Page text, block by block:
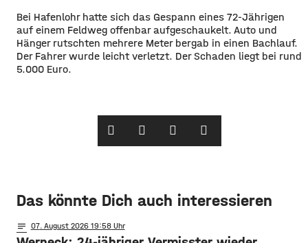
Bei Hafenlohr hatte sich das Gespann eines 72-Jährigen
auf einem Feldweg offenbar aufgeschaukelt. Auto und
Hänger rutschten mehrere Meter bergab in einen Bachlauf.
Der Fahrer wurde leicht verletzt. Der Schaden liegt bei rund
5.000 Euro.
Das könnte Dich auch interessieren
notes 07. August 2026 19:58